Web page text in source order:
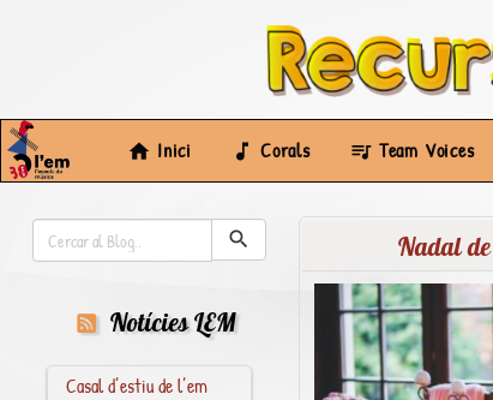
Inici Corals Team Voices
Notícies LEM
Casal d’estiu de l’em
Nadal